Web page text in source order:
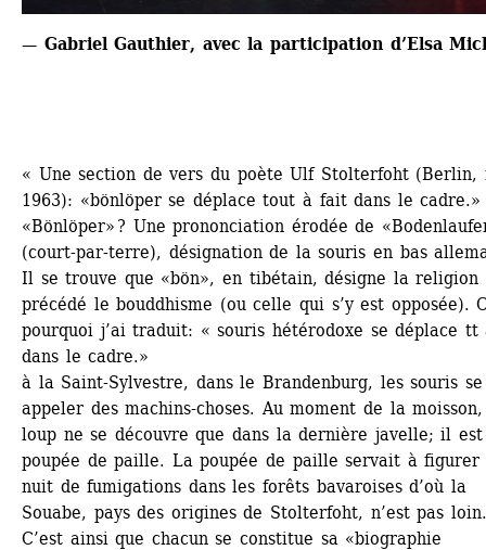
— Gabriel Gauthier, avec la participation d’Elsa
« Une section de vers du poète Ulf Stolterfoht (Berlin,
1963): «bönlöper se déplace tout à fait dans le cadre.»
«Bönlöper» ? Une prononciation érodée de
(court-par-terre), désignation de la souris en bas
Il se trouve que «bön», en tibétain, désigne la religion
précédé le bouddhisme (ou celle qui s’y est opposée).
pourquoi j’ai traduit: « souris hétérodoxe se déplace
dans le cadre.»
à la Saint-Sylvestre, dans le Brandenburg, les souris
appeler des machins-choses. Au moment de la
loup ne se découvre que dans la dernière javelle; il
poupée de paille. La poupée de paille servait à figurer
nuit de fumigations dans les forêts bavaroises d’où la
Souabe, pays des origines de Stolterfoht, n’est pas loin.
C’est ainsi que chacun se constitue sa «biographie